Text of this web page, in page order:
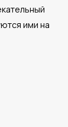
ими на